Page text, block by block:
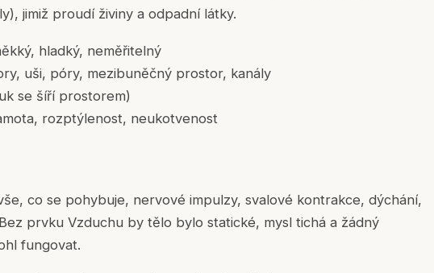
jimiž proudí živiny a odpadní látky.
hladký, neměřitelný
uši, póry, mezibuněčný prostor, kanály
se šíří prostorem)
rozptýlenost, neukotvenost
co se pohybuje, nervové impulzy, svalové kontrakce, dýchání,
prvku Vzduchu by tělo bylo statické, mysl tichá a žádný
fungovat.